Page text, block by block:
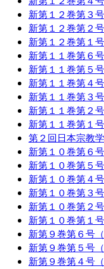
新第１２巻第３
新第１２巻第２
新第１２巻第１
新第１１巻第６
新第１１巻第５
新第１１巻第４
新第１１巻第３
新第１１巻第２
新第１１巻第１
第２回日本宗教
新第１０巻第６
新第１０巻第５
新第１０巻第４
新第１０巻第３
新第１０巻第２
新第１０巻第１
新第９巻第６号
新第９巻第５号
新第９巻第４号